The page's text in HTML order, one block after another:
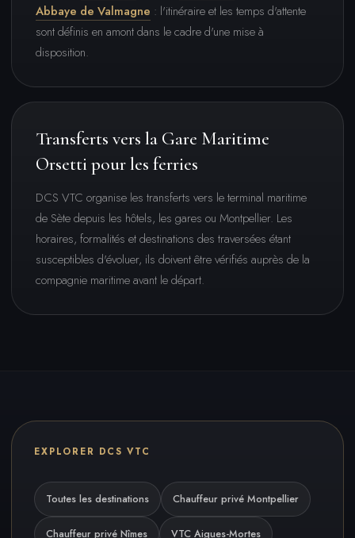
Abbaye de Valmagne : l'itinéraire et les temps d'attente
sont définis en amont dans le cadre d'une mise à
disposition.
Transferts vers la Gare Maritime
Orsetti pour les ferries
DCS VTC organise les transferts vers le terminal maritime
de Sète depuis les hôtels, les gares ou Montpellier. Les
horaires, formalités et destinations des traversées étant
susceptibles d'évoluer, ils doivent être vérifiés auprès de la
compagnie maritime avant le départ.
EXPLORER DCS VTC
Toutes les destinations Chauffeur privé Montpellier
Chauffeur privé Nîmes VTC Aigues-Mortes